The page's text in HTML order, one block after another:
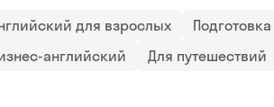
для взрослых
английский
Для путешествий